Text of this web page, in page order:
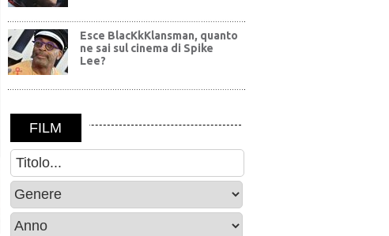
Esce BlacKkKlansman, quanto
ne sai sul cinema di Spike
Lee?